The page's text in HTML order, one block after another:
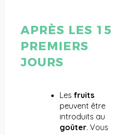
APRÈS LES 15
PREMIERS
JOURS
Les fruits
peuvent être
introduits au
goûter. Vous